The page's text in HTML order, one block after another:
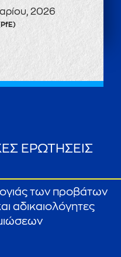
2026
ΕΡΩΤΗΣΕΙΣ
των προβάτων
αδικαιολόγητες